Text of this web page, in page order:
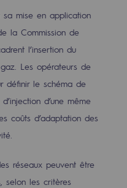
et CO2
sa mise en application
la Commission de
l’insertion du
Les opérateurs de
définir le schéma de
d’une même
coûts d’adaptation des
réseaux peuvent être
selon les critères